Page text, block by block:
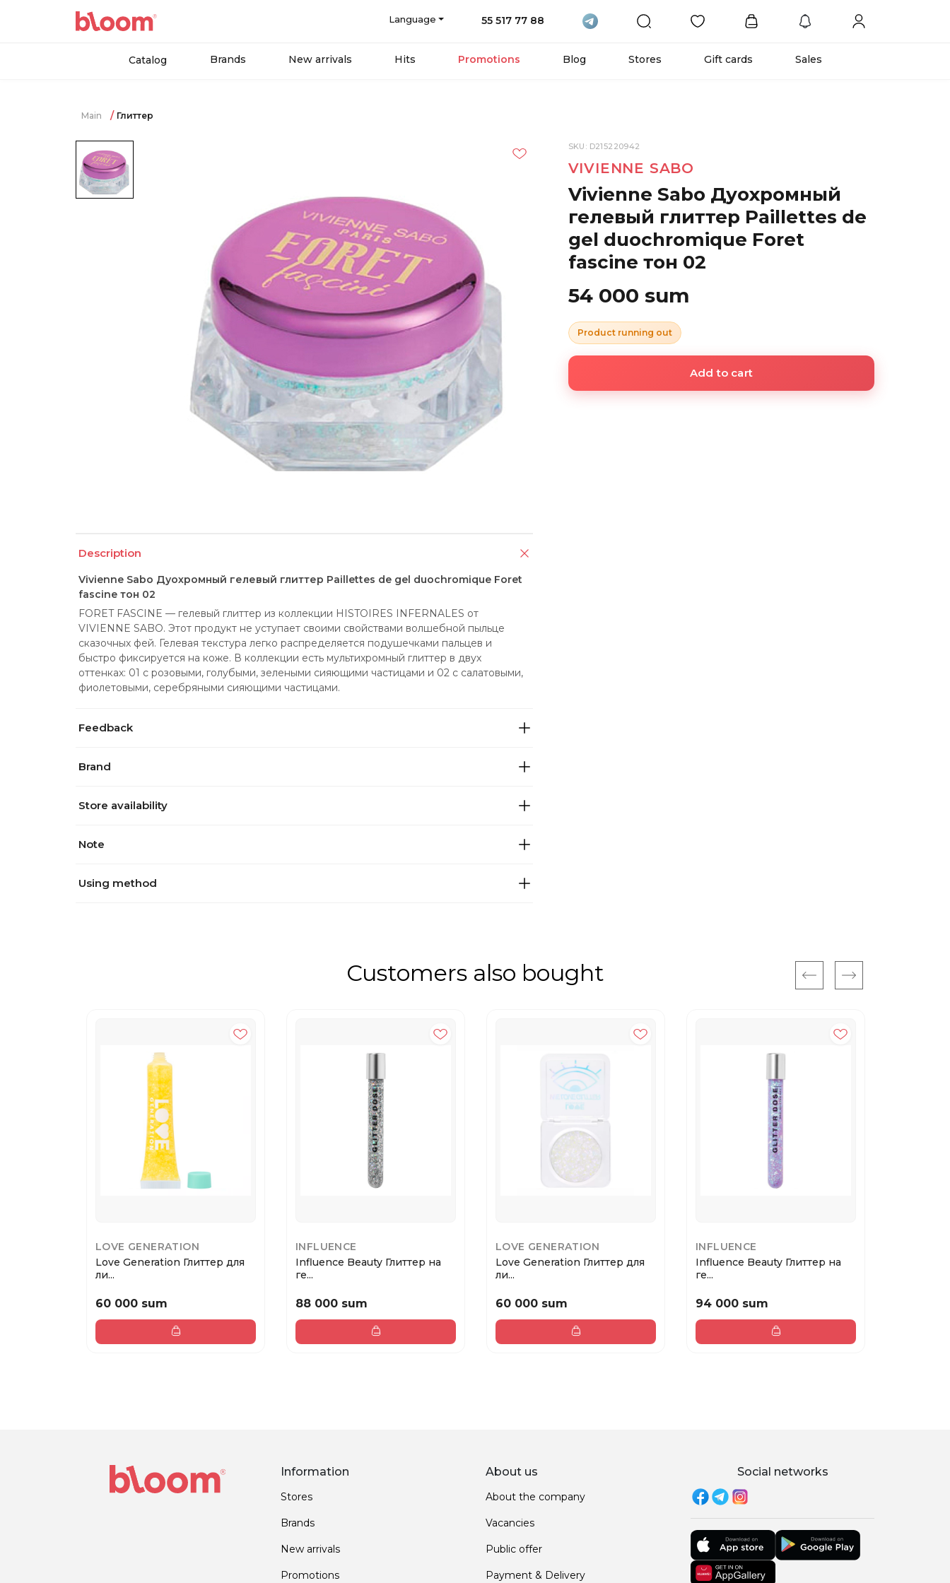
Language 55 517 77 88
Catalog Brands New arrivals Hits Promotions Blog Stores Gift cards Sales
Main Глиттер
Description
Vivienne Sabo Дуохромный гелевый глиттер Paillettes de gel duochromique Foret
fascine тон 02
FORET FASCINE — гелевый глиттер из коллекции HISTOIRES INFERNALES от
VIVIENNE SABO. Этот продукт не уступает своими свойствами волшебной пыльце
сказочных фей. Гелевая текстура легко распределяется подушечками пальцев и
быстро фиксируется на коже. В коллекции есть мультихромный глиттер в двух
оттенках: 01 с розовыми, голубыми, зелеными сияющими частицами и 02 с салатовыми,
фиолетовыми, серебряными сияющими частицами.
Feedback
Brand
Store availability
Note
Using method
SKU: D215220942
VIVIENNE SABO
Vivienne Sabo Дуохромный
гелевый глиттер Paillettes de
gel duochromique Foret
fascine тон 02
54 000 sum
Product running out
Add to cart
Customers also bought
LOVE GENERATION
Love Generation Глиттер для
ли...
60 000 sum
INFLUENCE
Influence Beauty Глиттер на
ге...
88 000 sum
LOVE GENERATION
Love Generation Глиттер для
ли...
60 000 sum
INFLUENCE
Influence Beauty Глиттер на
ге...
94 000 sum
Information
Stores
Brands
New arrivals
Promotions
About us
About the company
Vacancies
Public offer
Payment & Delivery
Social networks